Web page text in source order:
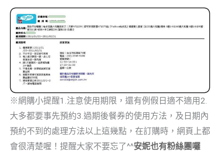
※網購小提醒1.注意使用期限，還有例假日適不適用2.
大多都要事先預約3.過期後餐券的使用方法，及日期內
預約不到的處理方法以上這幾點，在訂購時，網頁上都
會很清楚喔！提醒大家不要忘了^^安妮也有粉絲團囉